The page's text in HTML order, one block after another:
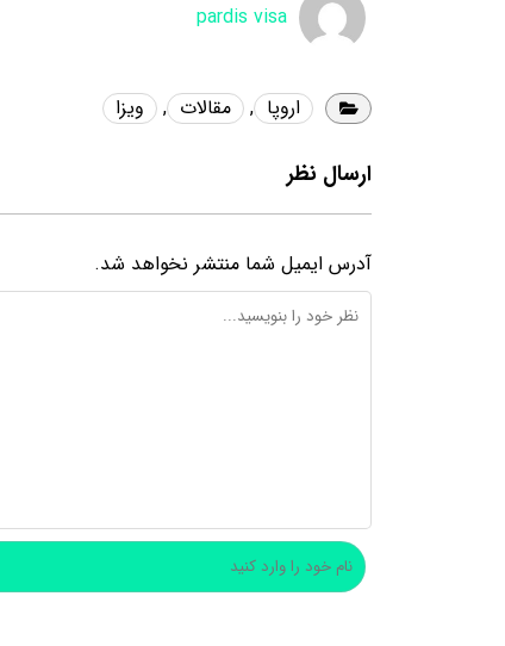
pardis visa
اروپا , مقالات , ویزا
ارسال نظر
آدرس ایمیل شما منتشر نخواهد شد.